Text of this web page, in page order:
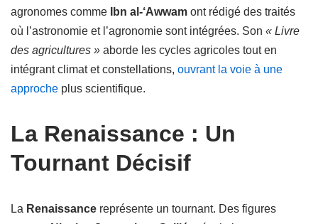
agronomes comme
Ibn al-‘Awwam ont rédigé des traités
où l’astronomie et l’agronomie sont intégrées. Son « Livre
des agricultures » aborde les cycles agricoles tout en
intégrant climat et constellations, ouvrant la voie à une
approche plus scientifique.
La Renaissance : Un
Tournant Décisif
La Renaissance représente un tournant. Des figures